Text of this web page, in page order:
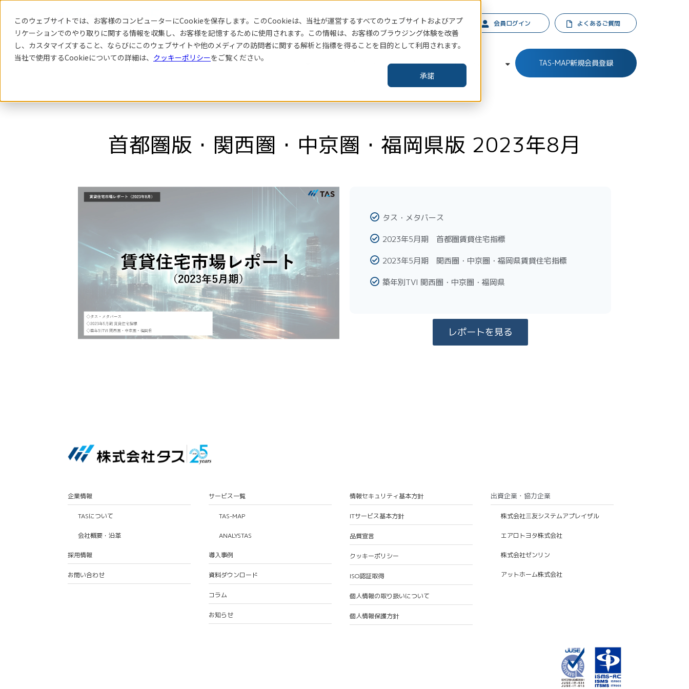
このウェブサイトでは、お客様のコンピューターにCookieを保存します。このCookieは、当社が運営するすべてのウェブサイトおよびアプ
リケーションでのやり取りに関する情報を収集し、お客様を記憶するために使用されます。この情報は、お客様のブラウジング体験を改善
し、カスタマイズすること、ならびにこのウェブサイトや他のメディアの訪問者に関する解析と指標を得ることを目的として利用されます。
当社で使用するCookieについての詳細は、 クッキーポリシーをご覧ください。
承諾
賃貸住宅指標はこちら 会員ログイン よくあるご質問
サービス 導入事例 お知らせ コラム・レポート 企業情報 TAS-MAP新規会員登録
首都圏版・関西圏・中京圏・福岡県版 2023年8月
タス・メタバース
2023年5月期 首都圏賃貸住宅指標
2023年5月期 関西圏・中京圏・福岡県賃貸住宅指標
築年別TVI 関西圏・中京圏・福岡県
レポートを見る
企業情報
TASについて
会社概要・沿革
採用情報
お問い合わせ
サービス一覧
TAS-MAP
ANALYSTAS
導入事例
資料ダウンロード
コラム
お知らせ
情報セキュリティ基本方針
ITサービス基本方針
品質宣言
クッキーポリシー
ISO認証取得
個人情報の取り扱いについて
個人情報保護方針
出資企業・協力企業
株式会社三友システムアプレイザル
エアロトヨタ株式会社
株式会社ゼンリン
アットホーム株式会社